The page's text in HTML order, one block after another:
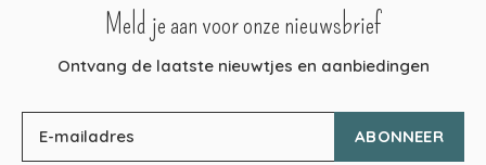
Meld je aan voor onze nieuwsbrief
Ontvang de laatste nieuwtjes en aanbiedingen
ABONNEER